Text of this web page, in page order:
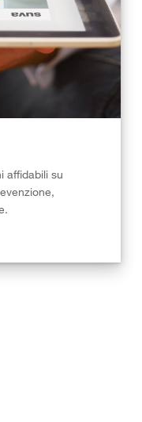
affidabili su